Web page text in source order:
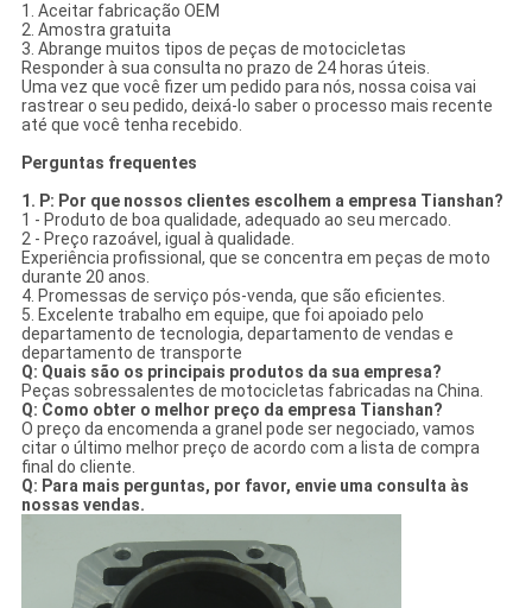
1. Aceitar fabricação OEM
2. Amostra gratuita
3. Abrange muitos tipos de peças de motocicletas
Responder à sua consulta no prazo de 24 horas úteis.
Uma vez que você fizer um pedido para nós, nossa coisa vai
rastrear o seu pedido, deixá-lo saber o processo mais recente
até que você tenha recebido.
Perguntas frequentes
1. P: Por que nossos clientes escolhem a empresa Tianshan?
1 - Produto de boa qualidade, adequado ao seu mercado.
2 - Preço razoável, igual à qualidade.
Experiência profissional, que se concentra em peças de moto
durante 20 anos.
4. Promessas de serviço pós-venda, que são eficientes.
5. Excelente trabalho em equipe, que foi apoiado pelo
departamento de tecnologia, departamento de vendas e
departamento de transporte
Q: Quais são os principais produtos da sua empresa?
Peças sobressalentes de motocicletas fabricadas na China.
Q: Como obter o melhor preço da empresa Tianshan?
O preço da encomenda a granel pode ser negociado, vamos
citar o último melhor preço de acordo com a lista de compra
final do cliente.
Q: Para mais perguntas, por favor, envie uma consulta às
nossas vendas.